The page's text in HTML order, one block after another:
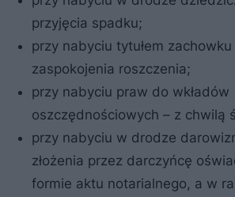
przyjęcia spadku;
przy nabyciu tytułem
zaspokojenia roszczenia;
przy nabyciu praw do wkładów
oszczędnościowych – z chwilą
przy nabyciu w drodze
złożenia przez darczyńcę
formie aktu notarialnego, a w